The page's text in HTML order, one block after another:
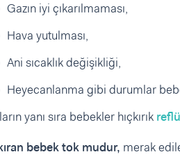
Gazın iyi çıkarılmaması,
Hava yutulması,
Ani sıcaklık değişikliği,
Heyecanlanma gibi durumlar
yanı sıra bebekler hıçkırık
bebek tok mudur, merak